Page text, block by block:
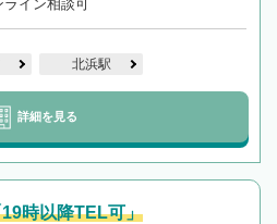
イン相談可
北浜駅
詳細を見る
時以降TEL可」